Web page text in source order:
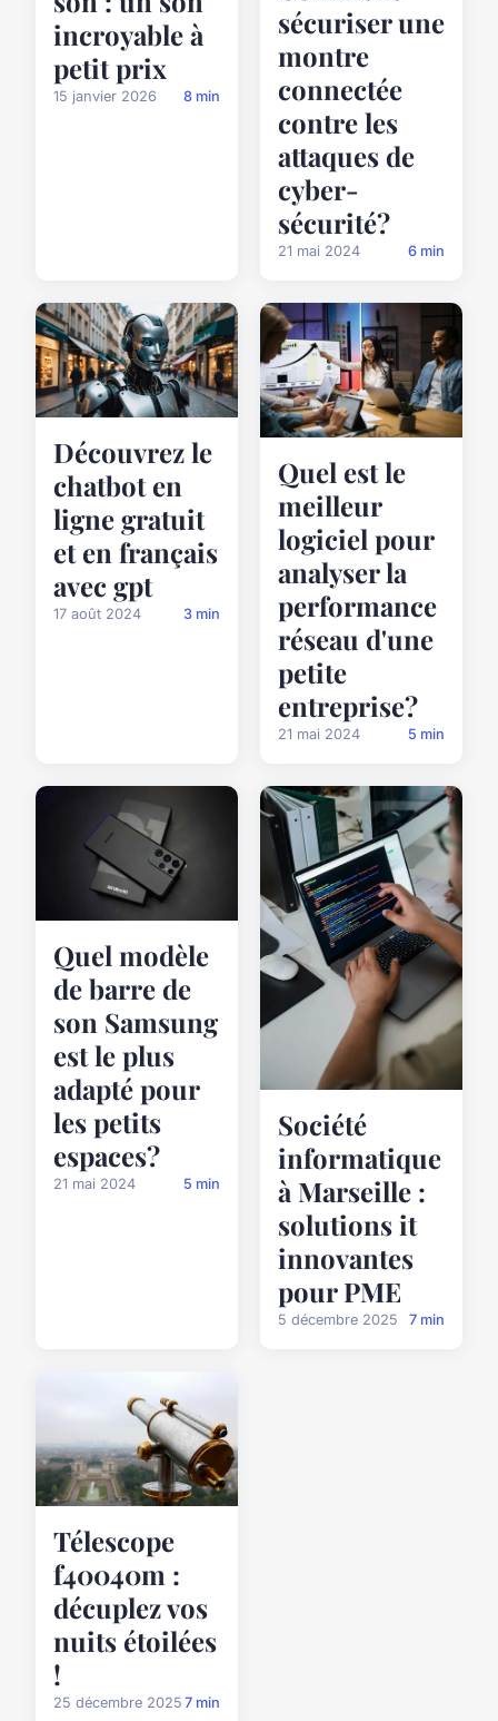
incroyable à
petit prix
15 janvier 2026 8 min
sécuriser une
montre
connectée
contre les
attaques de
cyber-
sécurité?
21 mai 2024 6 min
Découvrez le
chatbot en
ligne gratuit
et en français
avec gpt
17 août 2024 3 min
Quel est le
meilleur
logiciel pour
analyser la
performance
réseau d'une
petite
entreprise?
21 mai 2024 5 min
Quel modèle
de barre de
son Samsung
est le plus
adapté pour
les petits
espaces?
21 mai 2024 5 min
Société
informatique
à Marseille :
solutions it
innovantes
pour PME
5 décembre 2025 7 min
Télescope
f40040m :
décuplez vos
nuits étoilées
!
25 décembre 2025 7 min